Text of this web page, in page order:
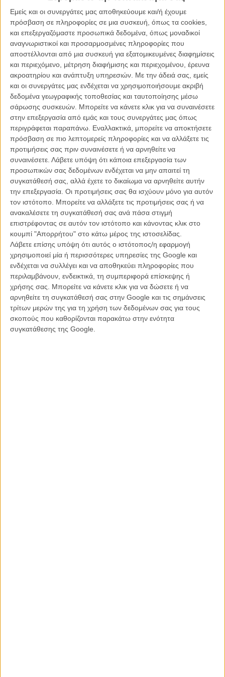
Εμείς και οι συνεργάτες μας αποθηκεύουμε και/ή έχουμε
πρόσβαση σε πληροφορίες σε μια συσκευή, όπως τα cookies,
και επεξεργαζόμαστε προσωπικά δεδομένα, όπως μοναδικοί
αναγνωριστικοί και προσαρμοσμένες πληροφορίες που
αποστέλλονται από μια συσκευή για εξατομικευμένες διαφημίσεις
και περιεχόμενο, μέτρηση διαφήμισης και περιεχομένου, έρευνα
ακροατηρίου και ανάπτυξη υπηρεσιών. Με την άδειά σας, εμείς
και οι συνεργάτες μας ενδέχεται να χρησιμοποιήσουμε ακριβή
δεδομένα γεωγραφικής τοποθεσίας και ταυτοποίησης μέσω
σάρωσης συσκευών. Μπορείτε να κάνετε κλικ για να συναινέσετε
στην επεξεργασία από εμάς και τους συνεργάτες μας όπως
περιγράφεται παραπάνω. Εναλλακτικά, μπορείτε να αποκτήσετε
πρόσβαση σε πιο λεπτομερείς πληροφορίες και να αλλάξετε τις
προτιμήσεις σας πριν συναινέσετε ή να αρνηθείτε να
συναινέσετε. Λάβετε υπόψη ότι κάποια επεξεργασία των
προσωπικών σας δεδομένων ενδέχεται να μην απαιτεί τη
συγκατάθεσή σας, αλλά έχετε το δικαίωμα να αρνηθείτε αυτήν
την επεξεργασία. Οι προτιμήσεις σας θα ισχύουν μόνο για αυτόν
τον ιστότοπο. Μπορείτε να αλλάξετε τις προτιμήσεις σας ή να
ανακαλέσετε τη συγκατάθεσή σας ανά πάσα στιγμή
επιστρέφοντας σε αυτόν τον ιστότοπο και κάνοντας κλικ στο
κουμπί "Απορρήτου" στο κάτω μέρος της ιστοσελίδας.
Λάβετε επίσης υπόψη ότι αυτός ο ιστότοπος/η εφαρμογή
χρησιμοποιεί μία ή περισσότερες υπηρεσίες της Google και
ενδέχεται να συλλέγει και να αποθηκεύει πληροφορίες που
περιλαμβάνουν, ενδεικτικά, τη συμπεριφορά επίσκεψης ή
χρήσης σας. Μπορείτε να κάνετε κλικ για να δώσετε ή να
αρνηθείτε τη συγκατάθεσή σας στην Google και τις σημάνσεις
τρίτων μερών της για τη χρήση των δεδομένων σας για τους
σκοπούς που καθορίζονται παρακάτω στην ενότητα
συγκατάθεσης της Google.
πρωτοπόρου της 7ης τέχνης, Ζορζ Μελιές, αφηγείται την ιστορία
μιας ομάδας αστρονόμων που ταξιδεύουν προς το φεγγάρι με ένα
διαστημόπλοιο-ρουκέτα. Εκεί θα βρουν τους κατοίκους της Σελήνης
που ονομάζονται Σελενίτες και θα επιστρέψουν στη Γη φέρνοντας
μαζί τους και έναν αιχμάλωτο. / Μία από τις πρώτες και πιο
επιδραστικές ταινίες επιστημονικής φαντασίας στην ιστορία του
σινεμά, φημισμένη για τα χειροποίητα ειδικά εφέ της και την κλασική
σκηνή με το διαστημόπλοιο να προσγειώνεται στο μάτι της
Σελήνης. Στο αφιέρωμα, το «Ταξίδι στη Σελήνη» προβάλλεται σε
έγχρωμη ψηφιακή κόπια, εκδοχή η οποία ανακαλύφθηκε στην
Ταινιοθήκη της Καταλονίας, αποκαταστάθηκε το 2010 και
προβλήθηκε στο Φεστιβάλ Καννών το 2011, ως ένα από τα
σημαντικότερα κινηματογραφικά γεγονότα της δεκαετίας. Το νέο
πρωτότυπο σάουντρακ υπογράφει ο Τζεφ Μιλς.
19:00 Ikarie XB 1 του Γίντριχ Πόλακ / 1963, Τσεχοσλοβακία, 88’
Το έτος 2163, το διαστημόπλοιο Ikarie XB 1 στέλνεται στον
μυστηριώδη «Λευκό Πλανήτη» στο Αλφα του Κενταύρου. To ταξίδι
διαρκεί 28 μήνες, στη διάρκεια του οποίου οι 40 αστροναύτες του